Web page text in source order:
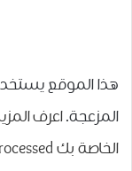
هذا الموقع
المزعجة.اعرف
الخاصة بك processed